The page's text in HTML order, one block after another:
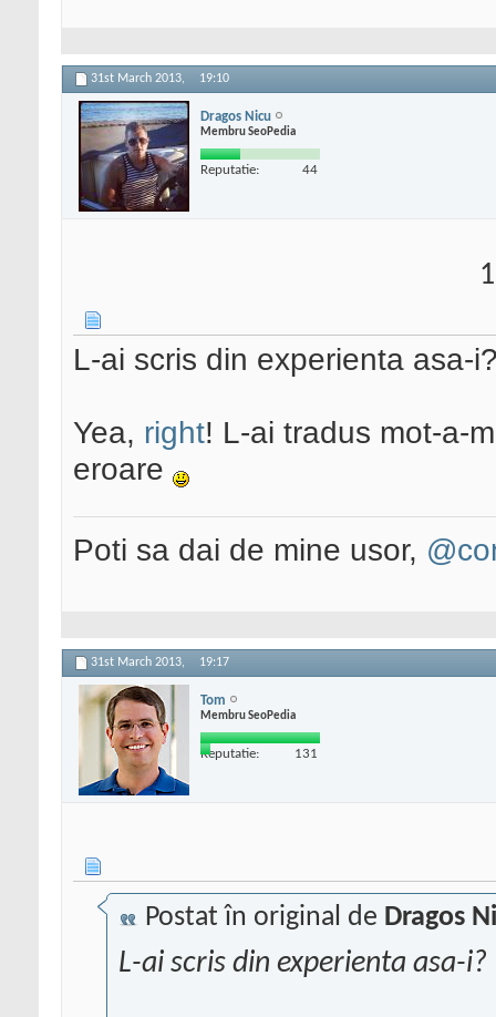
31st March 2013, 19:10
Dragos Nicu
Membru SeoPedia
Reputatie: 44
L-ai scris din experienta asa-
Yea, right! L-ai tradus mot-a-
eroare
Poti sa dai de mine usor,
31st March 2013, 19:17
Tom
Membru SeoPedia
Reputatie: 131
Postat în original de Dragos
L-ai scris din experienta asa-i?